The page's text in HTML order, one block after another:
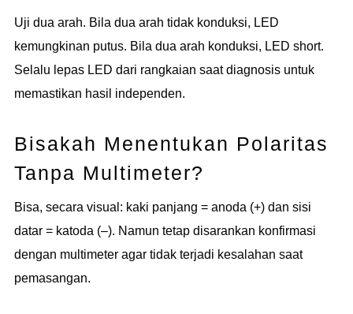
Uji dua arah. Bila dua arah tidak konduksi, LED
kemungkinan putus. Bila dua arah konduksi, LED short.
Selalu lepas LED dari rangkaian saat diagnosis untuk
memastikan hasil independen.
Bisakah Menentukan Polaritas
Tanpa Multimeter?
Bisa, secara visual: kaki panjang = anoda (+) dan sisi
datar = katoda (–). Namun tetap disarankan konfirmasi
dengan multimeter agar tidak terjadi kesalahan saat
pemasangan.